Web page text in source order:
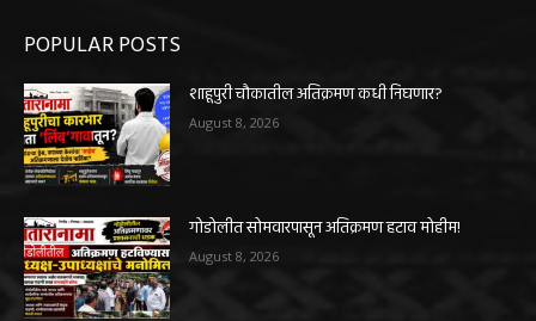
POPULAR POSTS
शाहूपुरी चौकातील अतिक्रमण कधी निघणार?
August 8, 2026
गोडोलीत सोमवारपासून अतिक्रमण हटाव मोहीम!
August 8, 2026